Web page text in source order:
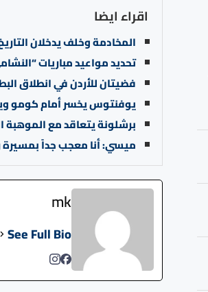
اقراء ايضا
المخادمة وخلف يدخلان
تحديد مواعيد مباريات
فضيتان للأردن في انطلاق
يوفنتوس يخسر أمام كومو
برشلونة يتعاقد مع الموهبة
ميسي: أنا معجب جداً بمسيرة
mk
See Full Bio